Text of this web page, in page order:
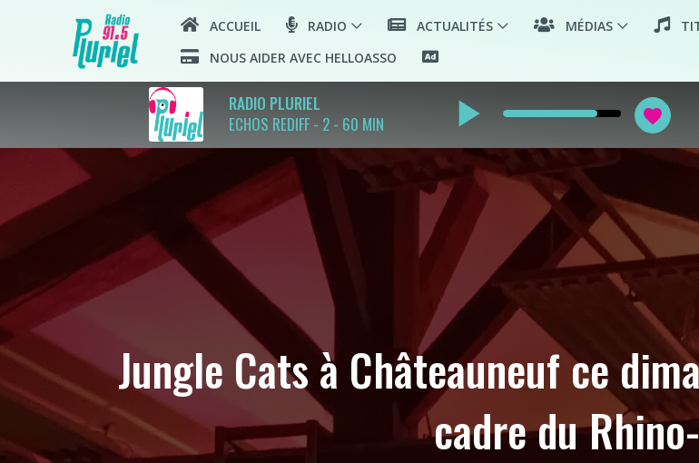
ACCUEIL RADIO ACTUALITÉS MÉDIAS
NOUS AIDER AVEC HELLOASSO
RADIO PLURIEL
ECHOS REDIFF - 2 - 60 MIN
play_arrow favorite
Jungle Cats à Châteauneuf ce
cadre du